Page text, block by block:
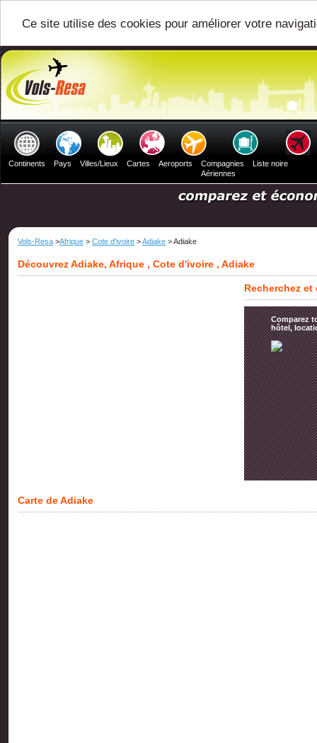
Ce site utilise des cookies pour améliorer votre
Continents Pays Villes/Lieux Cartes Aeroports
Compagnies
Aériennes
Liste noire
Vols-Resa >Afrique > Cote d'ivoire >Adiake > Adiake
Découvrez Adiake, Afrique , Cote d'ivoire , Adiake
Recherchez
Comparez
hôtel,
Carte de Adiake